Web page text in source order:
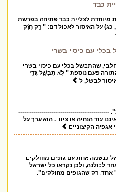
כבד
לצליית כבד פתיחה בפרשת
כג) על האיסור לאכול דם: '' רַ֣ק חֲזַ֗ק
עם כיסוי בשרי
שהתבשל בכלי עם כיסוי בשרי
פעם נוספת '' לֹֽא תְבַשֵּׁ֥ל גְּדִ֖י
לבשל, ל
-----------------------------------------------
עוד הנחיה או ציווי . הוא ערך על
הקיצוניים
כנשמה אחת עם גופים מחולקים
לכולנה, ולכן נקראו כל ישראל
רק שהגופים מחולקים".